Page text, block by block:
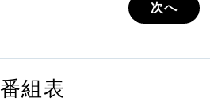
次へ
番組表